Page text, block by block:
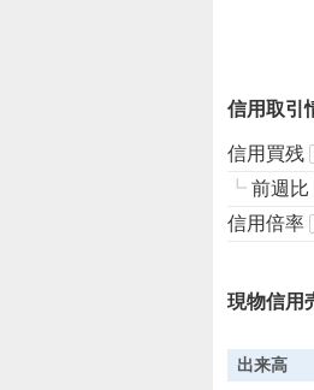
信用取引
信用買残
┗ 前週比
信用倍率
現物信用
出来高